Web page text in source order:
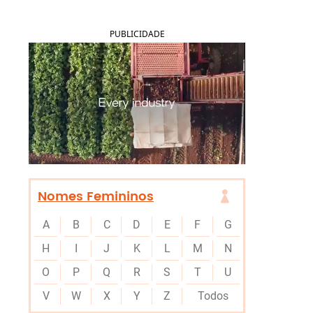
PUBLICIDADE
Nomes Femininos
A B C D E F
G
H
I J K L M
N
O
P Q R S T
U
V
W X Y Z Todos